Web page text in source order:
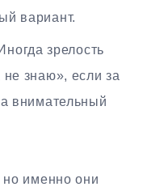
вариант.
зрелость
знаю», если за
внимательный
но именно они